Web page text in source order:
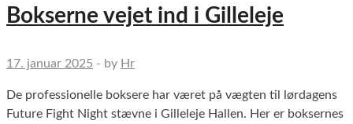
Bokserne vejet ind i Gilleleje
17. januar 2025 - by Hr
De professionelle boksere har været på vægten til lørdagens
Future Fight Night stævne i Gilleleje Hallen. Her er boksernes